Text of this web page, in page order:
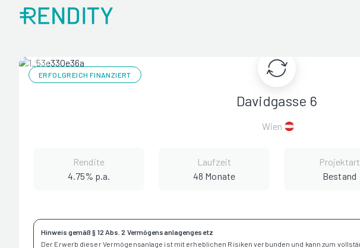
ERFOLGREICH FINANZIERT
Davidgasse 6
Wien
Rendite
4.75% p.a.
Laufzeit
48 Monate
Projektart
Bestand
Hinweis gemäß § 12 Abs. 2 Vermögensanlagengesetz
Der Erwerb dieser Vermögensanlage ist mit erheblichen Risiken verbunden und kann zum